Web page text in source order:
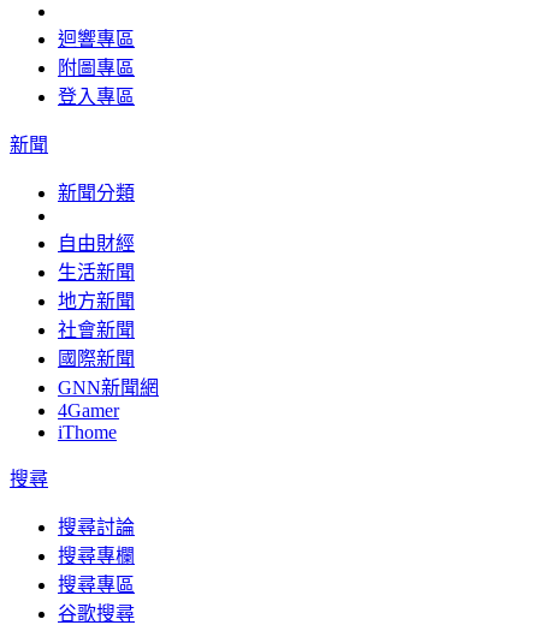
迴響專區
附圖專區
登入專區
新聞
新聞分類
自由財經
生活新聞
地方新聞
社會新聞
國際新聞
GNN新聞網
4Gamer
iThome
搜尋
搜尋討論
搜尋專欄
搜尋專區
谷歌搜尋